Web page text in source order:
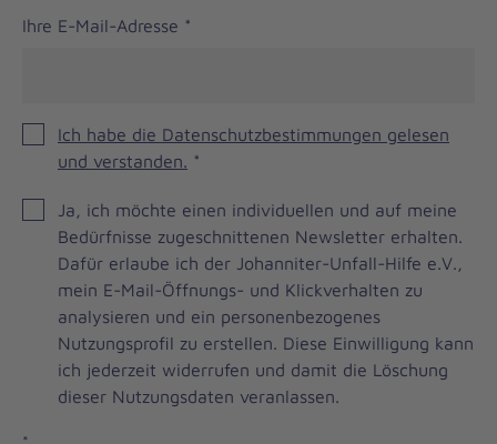
Ihre E-Mail-Adresse *
Ich habe die Datenschutzbestimmungen gelesen
und verstanden. *
Brevo
Newsletter
Checkbox
Ja, ich möchte einen individuellen und auf meine
Bedürfnisse zugeschnittenen Newsletter erhalten.
Dafür erlaube ich der Johanniter-Unfall-Hilfe e.V.,
mein E-Mail-Öffnungs- und Klickverhalten zu
analysieren und ein personenbezogenes
Nutzungsprofil zu erstellen. Diese Einwilligung kann
ich jederzeit widerrufen und damit die Löschung
dieser Nutzungsdaten veranlassen.